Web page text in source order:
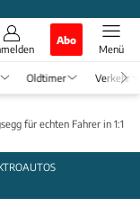
Abo
Menü
Oldtimer Verkehr
für echten Fahrer in 1:1